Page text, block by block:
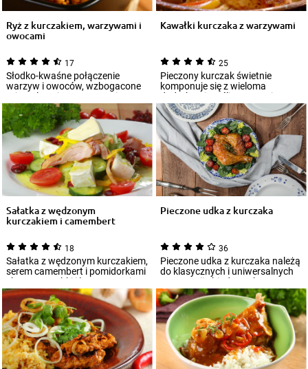
Ryż z kurczakiem, warzywami i
owocami
17
Słodko-kwaśne połączenie
warzyw i owoców, wzbogacone
orientalnymi przyprawami, to
doskonała propo...
Kawałki kurczaka z warzywami
25
Pieczony kurczak świetnie
komponuje się z wieloma
dodatkami. Jeśli przygotujesz go
z dużą ilością...
Sałatka z wędzonym
kurczakiem i camembert
18
Sałatka z wędzonym kurczakiem,
serem camembert i pomidorkami
cherry to szybki i łatwy przepis
na...
Pieczone udka z kurczaka
36
Pieczone udka z kurczaka należą
do klasycznych i uniwersalnych
propozycji obiadowych. To
mięso, k...